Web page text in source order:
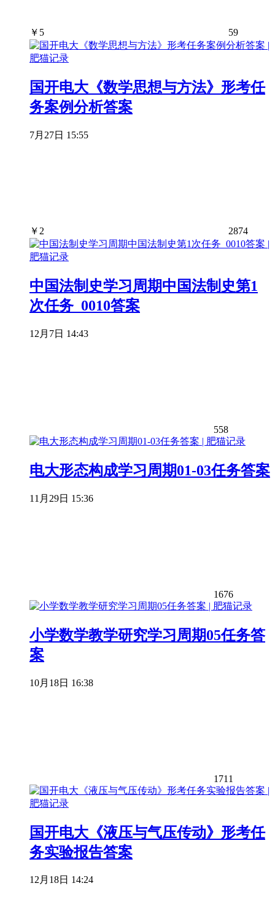
￥ 5 59
国开电大《数学思想与方法》形考任
务案例分析答案
7月27日 15:55
￥ 2 2874
中国法制史学习周期中国法制史第1
次任务_0010答案
12月7日 14:43
558
电大形态构成学习周期01-03任务答案
11月29日 15:36
1676
小学数学教学研究学习周期05任务答
案
10月18日 16:38
1711
国开电大《液压与气压传动》形考任
务实验报告答案
12月18日 14:24